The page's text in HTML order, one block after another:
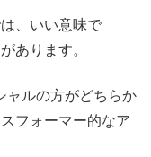
、いい意味で
あります。
ャルの方がどちらか
フォーマー的なア